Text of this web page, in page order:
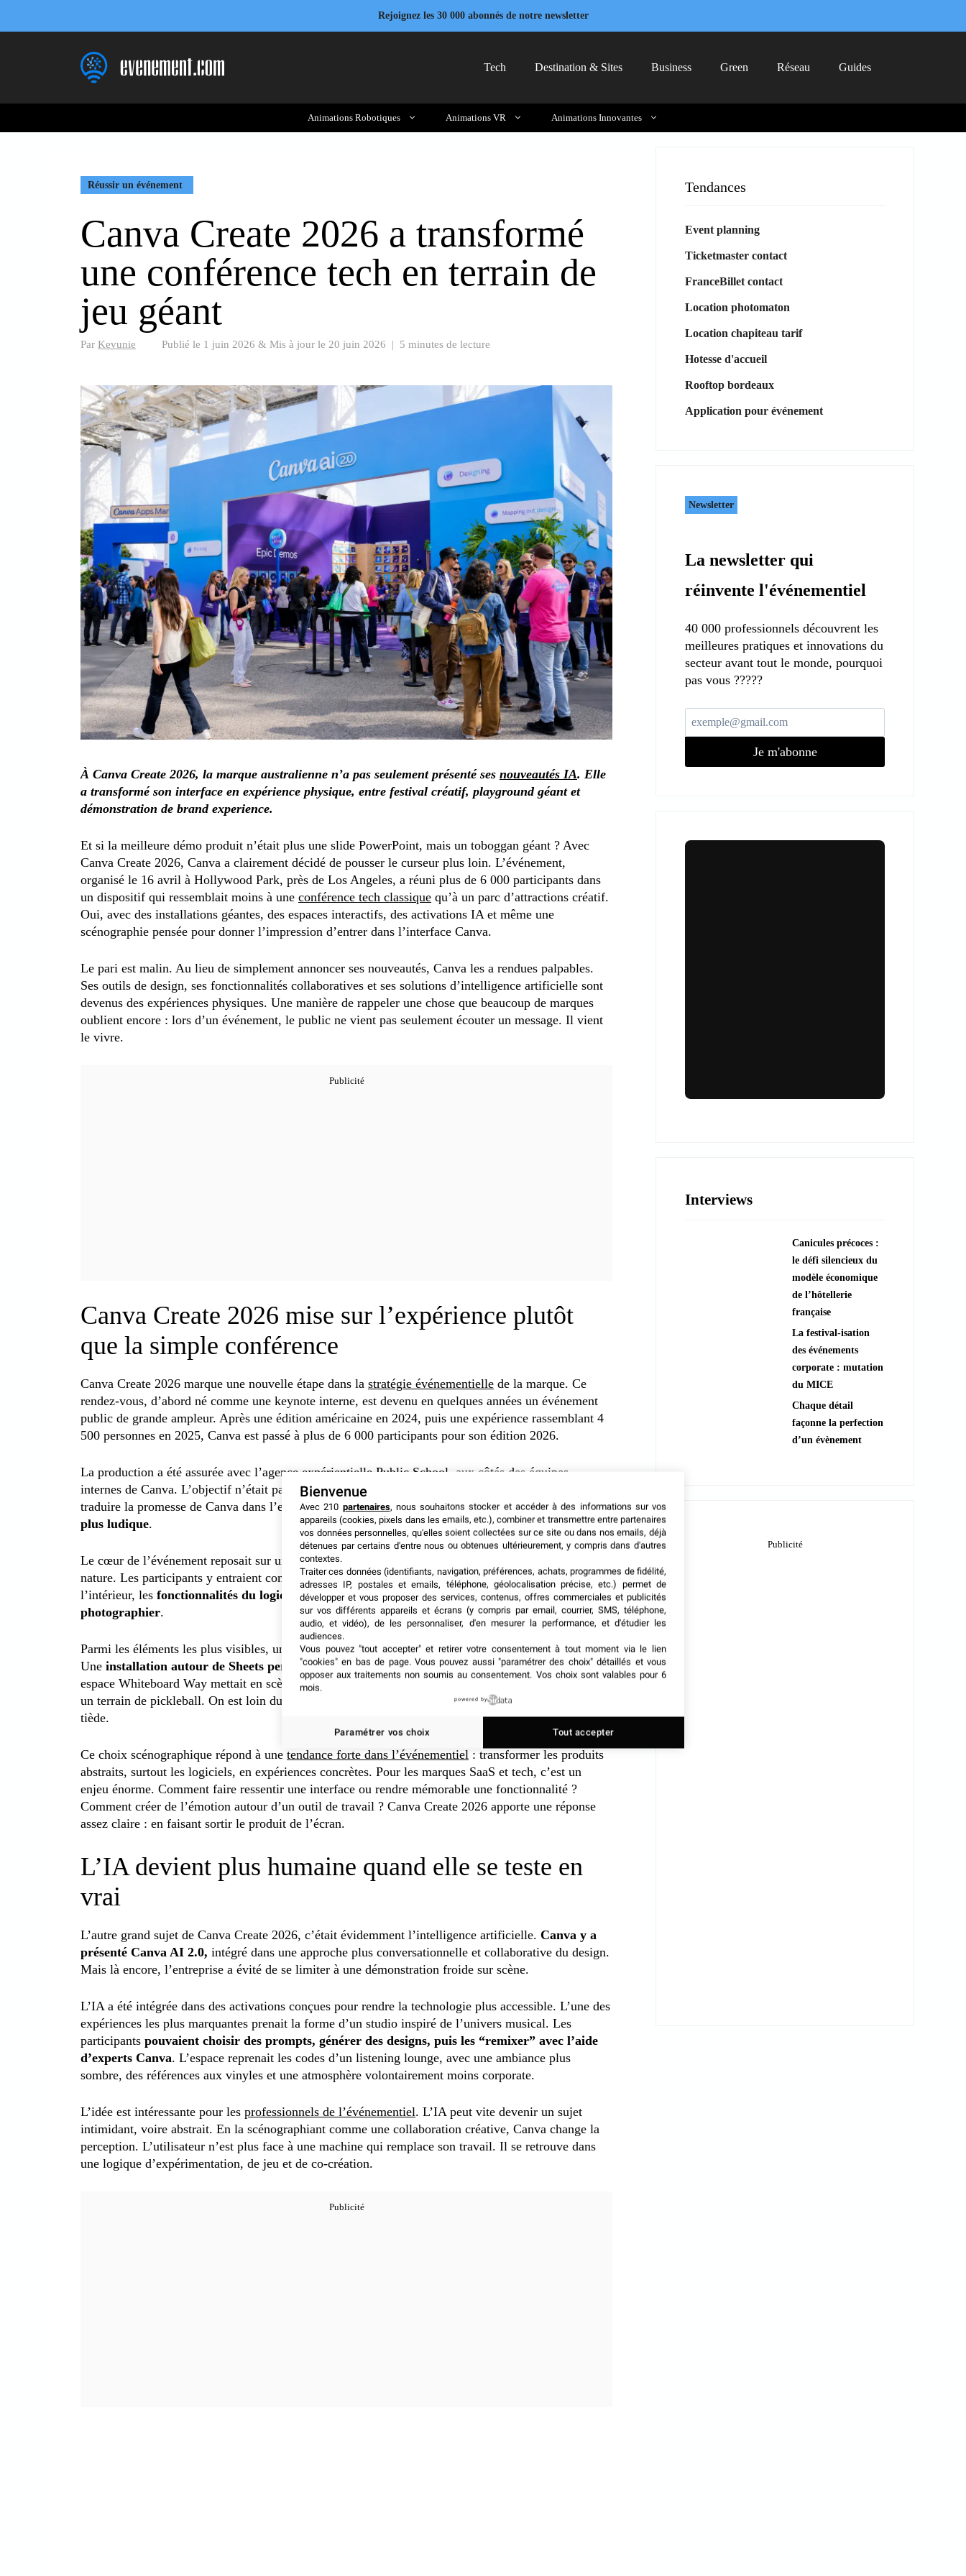
Rejoignez les 30 000 abonnés de notre newsletter
Tech Destination & Sites Business Green Réseau Guides
Animations Robotiques Animations VR Animations Innovantes
Réussir un événement
Canva Create 2026 a transformé
une conférence tech en terrain de
jeu géant
Par Kevunie Publié le 1 juin 2026 & Mis à jour le 20 juin 2026 | 5 minutes de lecture
À Canva Create 2026, la marque australienne n’a pas seulement présenté ses nouveautés IA. Elle
a transformé son interface en expérience physique, entre festival créatif, playground géant et
démonstration de brand experience.
Et si la meilleure démo produit n’était plus une slide PowerPoint, mais un toboggan géant ? Avec
Canva Create 2026, Canva a clairement décidé de pousser le curseur plus loin. L’événement,
organisé le 16 avril à Hollywood Park, près de Los Angeles, a réuni plus de 6 000 participants dans
un dispositif qui ressemblait moins à une conférence tech classique qu’à un parc d’attractions créatif.
Oui, avec des installations géantes, des espaces interactifs, des activations IA et même une
scénographie pensée pour donner l’impression d’entrer dans l’interface Canva.
Le pari est malin. Au lieu de simplement annoncer ses nouveautés, Canva les a rendues palpables.
Ses outils de design, ses fonctionnalités collaboratives et ses solutions d’intelligence artificielle sont
devenus des expériences physiques. Une manière de rappeler une chose que beaucoup de marques
oublient encore : lors d’un événement, le public ne vient pas seulement écouter un message. Il vient
le vivre.
Canva Create 2026 mise sur l’expérience plutôt
que la simple conférence
Canva Create 2026 marque une nouvelle étape dans la stratégie événementielle de la marque. Ce
rendez-vous, d’abord né comme une keynote interne, est devenu en quelques années un événement
public de grande ampleur. Après une édition américaine en 2024, puis une expérience rassemblant 4
500 personnes en 2025, Canva est passé à plus de 6 000 participants pour son édition 2026.
La production a été assurée avec l’agence expérientielle Public School, aux côtés des équipes
internes de Canva. L’objectif n’était pas seulement de faire “plus grand”. Le dispositif voulait
traduire la promesse de Canva dans l’espace réel :rendre la création plus simple, plus collective,
plus ludique.
Le cœur de l’événement reposait sur un “Product Playground”, soit un terrain de jeu produit grandeur
nature. Les participants y entraient comme dans un portail vers l’univers Canva. Une fois à
l’intérieur, les fonctionnalités du logiciel devenaient des installations à manipuler, explorer ou
photographier.
Parmi les éléments les plus visibles, un grand toboggan coloré représentait la suite visuelle de Canva.
Une installation autour de Sheets permettait de jouer avec les formats visuels et textuels . Un
espace Whiteboard Way mettait en scène la collaboration avec des post-it géants, des jeux et même
un terrain de pickleball. On est loin du stand corporate avec trois kakémonos, deux écrans et un café
tiède.
Ce choix scénographique répond à une tendance forte dans l’événementiel : transformer les produits
abstraits, surtout les logiciels, en expériences concrètes. Pour les marques SaaS et tech, c’est un
enjeu énorme. Comment faire ressentir une interface ou rendre mémorable une fonctionnalité ?
Comment créer de l’émotion autour d’un outil de travail ? Canva Create 2026 apporte une réponse
assez claire : en faisant sortir le produit de l’écran.
L’IA devient plus humaine quand elle se teste en
vrai
L’autre grand sujet de Canva Create 2026, c’était évidemment l’intelligence artificielle. Canva y a
présenté Canva AI 2.0, intégré dans une approche plus conversationnelle et collaborative du design.
Mais là encore, l’entreprise a évité de se limiter à une démonstration froide sur scène.
L’IA a été intégrée dans des activations conçues pour rendre la technologie plus accessible. L’une des
expériences les plus marquantes prenait la forme d’un studio inspiré de l’univers musical. Les
participants pouvaient choisir des prompts, générer des designs, puis les “remixer” avec l’aide
d’experts Canva. L’espace reprenait les codes d’un listening lounge, avec une ambiance plus
sombre, des références aux vinyles et une atmosphère volontairement moins corporate.
L’idée est intéressante pour les professionnels de l’événementiel. L’IA peut vite devenir un sujet
intimidant, voire abstrait. En la scénographiant comme une collaboration créative, Canva change la
perception. L’utilisateur n’est plus face à une machine qui remplace son travail. Il se retrouve dans
une logique d’expérimentation, de jeu et de co-création.
Tendances
Event planning
Ticketmaster contact
FranceBillet contact
Location photomaton
Location chapiteau tarif
Hotesse d'accueil
Rooftop bordeaux
Application pour événement
Newsletter
La newsletter qui
réinvente l'événementiel
40 000 professionnels découvrent les
meilleures pratiques et innovations du
secteur avant tout le monde, pourquoi
pas vous ?????
Je m'abonne
???? Explorer les animations
Interviews
Canicules précoces :
le défi silencieux du
modèle économique
de l’hôtellerie
française
La festival-isation
des événements
corporate : mutation
du MICE
Chaque détail
façonne la perfection
d’un évènement
Bienvenue
Avec 210 partenaires, nous souhaitons stocker et accéder à des informations sur vos
appareils (cookies, pixels dans les emails, etc.), combiner et transmettre entre partenaires
vos données personnelles, qu'elles soient collectées sur ce site ou dans nos emails, déjà
détenues par certains d'entre nous ou obtenues ultérieurement, y compris dans d'autres
contextes.
Traiter ces données (identifiants, navigation, préférences, achats, programmes de fidélité,
adresses IP, postales et emails, téléphone, géolocalisation précise, etc.) permet de
développer et vous proposer des services, contenus, offres commerciales et publicités
sur vos différents appareils et écrans (y compris par email, courrier, SMS, téléphone,
audio, et vidéo), de les personnaliser, d'en mesurer la performance, et d'étudier les
audiences.
Vous pouvez "tout accepter" et retirer votre consentement à tout moment via le lien
"cookies" en bas de page. Vous pouvez aussi "paramétrer des choix" détaillés et vous
opposer aux traitements non soumis au consentement. Vos choix sont valables pour 6
mois.
powered by
Paramétrer vos choix Tout accepter